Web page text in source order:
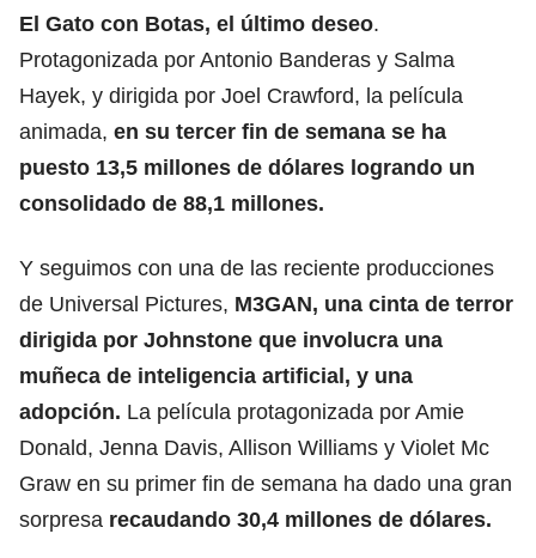
El Gato con Botas, el último deseo.
Protagonizada por Antonio Banderas y Salma
Hayek, y dirigida por Joel Crawford, la película
animada, en su tercer fin de semana se ha
puesto 13,5 millones de dólares logrando un
consolidado de 88,1 millones.
Y seguimos con una de las reciente producciones
de Universal Pictures, M3GAN, una cinta de terror
dirigida por Johnstone que involucra una
muñeca de inteligencia artificial, y una
adopción. La película protagonizada por Amie
Donald, Jenna Davis, Allison Williams y Violet Mc
Graw en su primer fin de semana ha dado una gran
sorpresa recaudando 30,4 millones de dólares.